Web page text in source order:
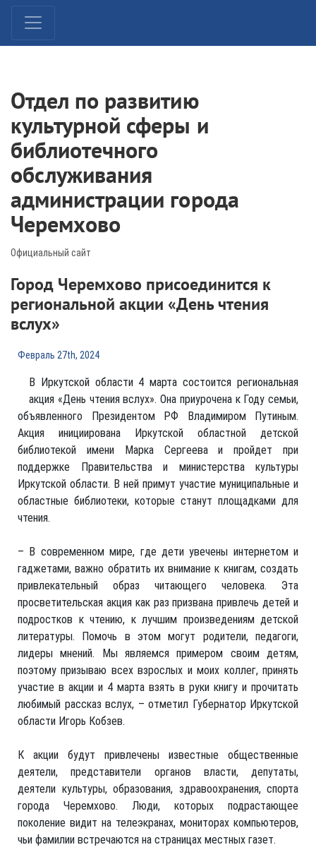
Отдел по развитию
культурной сферы и
библиотечного
обслуживания
администрации города
Черемхово
Официальный сайт
Город Черемхово присоединится к
региональной акции «День чтения
вслух»
Февраль 27th, 2024
В Иркутской области 4 марта состоится региональная
акция «День чтения вслух». Она приурочена к Году семьи,
объявленного Президентом РФ Владимиром Путиным.
Акция инициирована Иркутской областной детской
библиотекой имени Марка Сергеева и пройдет при
поддержке Правительства и министерства культуры
Иркутской области. В ней примут участие муниципальные и
областные библиотеки, которые станут площадками для
чтения.
– В современном мире, где дети увечены интернетом и
гаджетами, важно обратить их внимание к книгам, создать
привлекательный образ читающего человека. Эта
просветительская акция как раз призвана привлечь детей и
подростков к чтению, к лучшим произведениям детской
литературы. Помочь в этом могут родители, педагоги,
лидеры мнений. Мы являемся примером своим детям,
поэтому призываю всех взрослых и моих коллег, принять
участие в акции и 4 марта взять в руки книгу и прочитать
любимый рассказ вслух, – отметил Губернатор Иркутской
области Игорь Кобзев.
К акции будут привлечены известные общественные
деятели, представители органов власти, депутаты,
деятели культуры, образования, здравоохранения, спорта
города Черемхово. Люди, которых подрастающее
поколение видит на телеэкранах, мониторах компьютеров,
чьи фамилии встречаются на страницах местных газет.